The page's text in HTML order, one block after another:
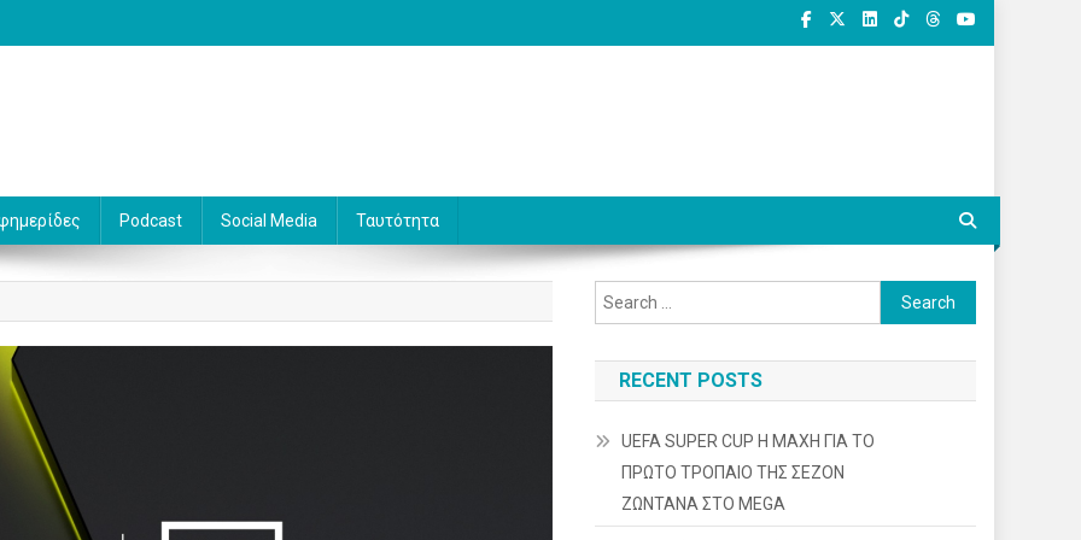
Podcast Social Media Ταυτότητα
Search
for:
RECENT POSTS
UEFA SUPER CUP Η ΜΑΧΗ ΓΙΑ ΤΟ
ΠΡΩΤΟ ΤΡΟΠΑΙΟ ΤΗΣ ΣΕΖΟΝ
ΖΩΝΤΑΝΑ ΣΤΟ MEGA